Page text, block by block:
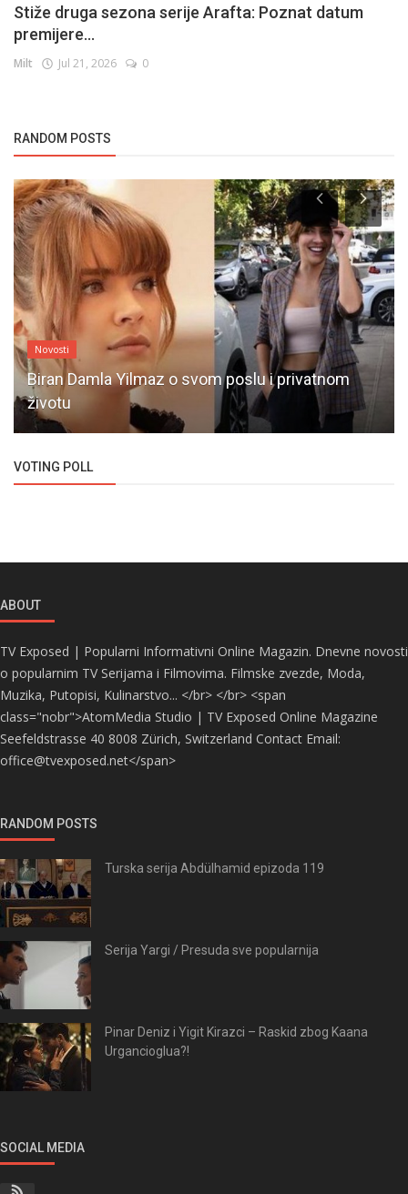
Stiže druga sezona serije Arafta: Poznat datum
premijere...
Milt Jul 21, 2026 0
RANDOM POSTS
Novosti
Biran Damla Yilmaz o svom poslu i privatnom
životu
VOTING POLL
ABOUT
TV Exposed | Popularni Informativni Online Magazin. Dnevne novosti
o popularnim TV Serijama i Filmovima. Filmske zvezde, Moda,
Muzika, Putopisi, Kulinarstvo... </br> </br> <span
class="nobr">AtomMedia Studio | TV Exposed Online Magazine
Seefeldstrasse 40 8008 Zürich, Switzerland Contact Email:
office@tvexposed.net</span>
RANDOM POSTS
Turska serija Abdülhamid epizoda 119
Serija Yargi / Presuda sve popularnija
Pinar Deniz i Yigit Kirazci – Raskid zbog Kaana
Urgancioglua?!
SOCIAL MEDIA